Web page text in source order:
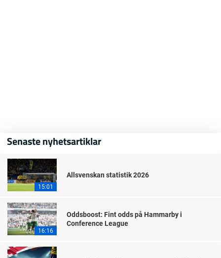
Senaste nyhetsartiklar
15:01
Allsvenskan statistik 2026
16:16
Oddsboost: Fint odds på Hammarby i
Conference League